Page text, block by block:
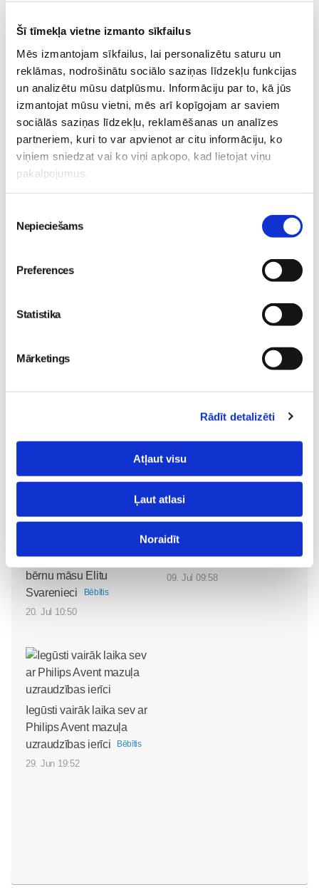
Šī tīmekļa vietne izmanto sīkfailus
Mēs izmantojam sīkfailus, lai personalizētu saturu un
reklāmas, nodrošinātu sociālo saziņas līdzekļu funkcijas
un analizētu mūsu datplūsmu. Informāciju par to, kā jūs
izmantojat mūsu vietni, mēs arī kopīgojam ar saviem
sociālās saziņas līdzekļu, reklamēšanas un analīzes
partneriem, kuri to var apvienot ar citu informāciju, ko
viņiem sniedzat vai ko viņi apkopo, kad lietojat viņu
pakalpojumus.
izvēle
Nepieciešams
Preferences
Statistika
Mārketings
Rādīt detalizēti
Atļaut visu
Ļaut atlasi
Noraidīt
veicina ādas atjaunošanos, saglabā dabīgo ādas elpošanu.
Satur saulespuķu eļļu, vērtīgo kumelīšu ekstraktu, bet
nesatur minerāleļļas.
Bubchen „Calendula” eļļaādas kopšanai padara sausu ādu
mīkstu un elastīgu. Maigi kopj un netraucē ādai elpot.
Lieliski piemērota ikdienas aprūpei un masāžai gan
zīdaiņiem,gan pieaugušajiem, kā arī maigai ādas attīrīšanai
autiņbiksīšu rajonā. Bagātina ādu ar vērtīgām uzturvielām,
mitrina, mazina iekaisumus, nomierina, dezinficē un
Bubchen pieniņš ar kompleksu „Bübchen – Aktīvā Ādas
Aizsardzība”maigi kopj un mitrina ādu. Ar saulespuķu eļļu
Meklējam 5 māmiņas Friso® Gold 2 un Friso® Gold 3
aprūpe mājās kopā ar
bērnu māsu Elitu
Svarenieci
Bēbītis
20. Jul 10:50
Superbēbīte Šarlote jau
mājās: kā ģimene iejūtas
dzīvē četratā?
Bēbītis
09. Jul 09:58
Iegūsti vairāk laika sev ar
Philips Avent mazuļa
uzraudzības ierīci
Bēbītis
29. Jun 19:52